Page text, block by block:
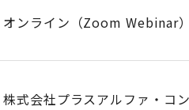
オンライン（Zoom Webinar）
株式会社プラスアルファ・コ